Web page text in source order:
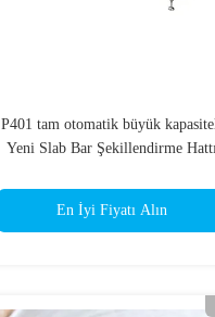
P401 tam otomatik büyük
Yeni Slab Bar Şekillendirme
En İyi Fiyatı Alın